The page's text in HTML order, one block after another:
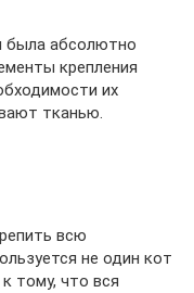
была абсолютно
крепления
их
тканью.
всю
не один кот
тому, что вся